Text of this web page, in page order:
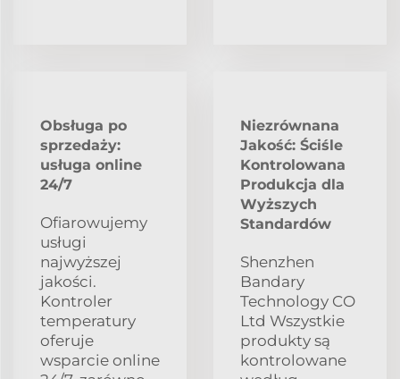
Obsługa po
sprzedaży:
usługa online
24/7
Ofiarowujemy
usługi
najwyższej
jakości.
Kontroler
temperatury
oferuje
wsparcie online
Niezrównana
Jakość: Ściśle
Kontrolowana
Produkcja dla
Wyższych
Standardów
Shenzhen
Bandary
Technology CO
Ltd Wszystkie
produkty są
kontrolowane